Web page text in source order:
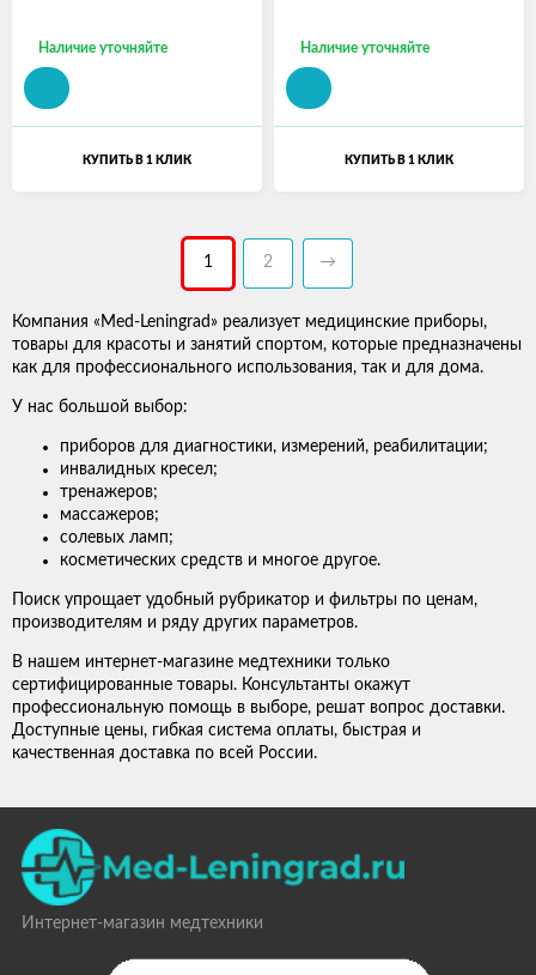
Наличие уточняйте
КУПИТЬ В 1 КЛИК
Наличие уточняйте
КУПИТЬ В 1 КЛИК
1 2 →
Компания «Med-Leningrad» реализует медицинские приборы,
товары для красоты и занятий спортом, которые предназначены
как для профессионального использования, так и для дома.
У нас большой выбор:
приборов для диагностики, измерений, реабилитации;
инвалидных кресел;
тренажеров;
массажеров;
солевых ламп;
косметических средств и многое другое.
Поиск упрощает удобный рубрикатор и фильтры по ценам,
производителям и ряду других параметров.
В нашем интернет-магазине медтехники только
сертифицированные товары. Консультанты окажут
профессиональную помощь в выборе, решат вопрос доставки.
Доступные цены, гибкая система оплаты, быстрая и
качественная доставка по всей России.
Интернет-магазин медтехники